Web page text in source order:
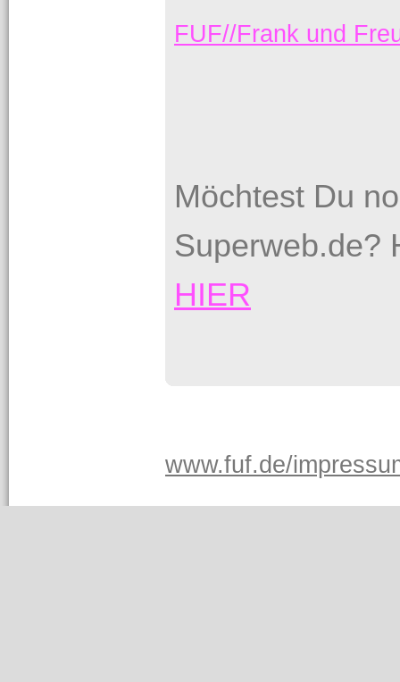
FUF//Frank und
Möchtest Du
Superweb.de?
HIER
www.fuf.de/